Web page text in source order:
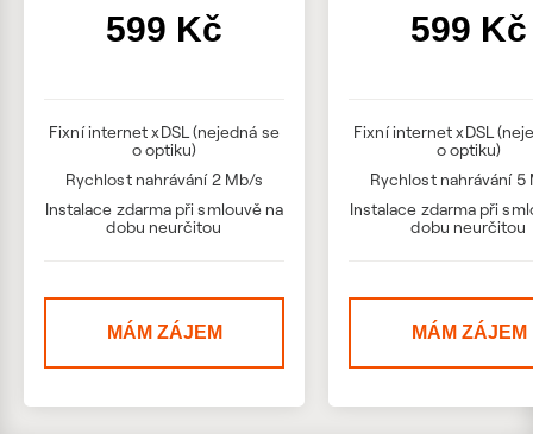
599 Kč
Fixní internet xDSL (nejedná se
o optiku)
Rychlost nahrávání 2 Mb/s
Instalace zdarma při smlouvě na
dobu neurčitou
MÁM ZÁJEM
599 Kč
Fixní internet xDSL
o optiku)
Rychlost nahrávání 5
Instalace zdarma při
dobu neurčitou
MÁM ZÁJEM